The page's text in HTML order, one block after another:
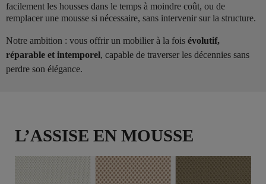
facilement les housses dans le temps à moindre coût, ou de
remplacer une mousse si nécessaire, sans intervenir sur la structure.
Notre ambition : vous offrir un mobilier à la fois évolutif,
réparable et intemporel, capable de traverser les décennies sans
perdre son élégance.
L’ASSISE EN MOUSSE